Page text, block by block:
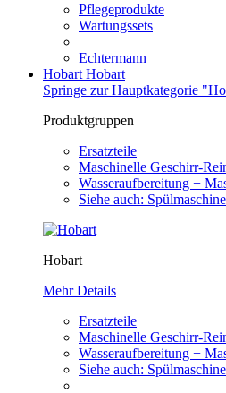
Pflegeprodukte
Wartungssets
Echtermann
Hobart Hobart
Springe zur Hauptkategorie
Produktgruppen
Ersatzteile
Maschinelle Geschirr-
Wasseraufbereitung +
Siehe auch:
Hobart
Mehr Details
Ersatzteile
Maschinelle Geschirr-
Wasseraufbereitung +
Siehe auch: